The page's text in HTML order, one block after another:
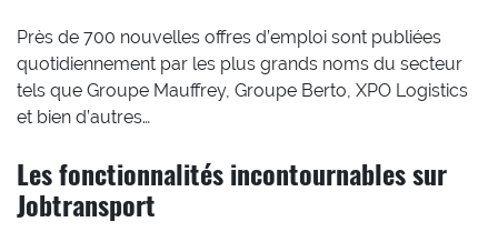
Près de 700 nouvelles offres d’emploi sont publiées
quotidiennement par les plus grands noms du secteur
tels que Groupe Mauffrey, Groupe Berto, XPO Logistics
et bien d’autres…
Les fonctionnalités incontournables sur
Jobtransport